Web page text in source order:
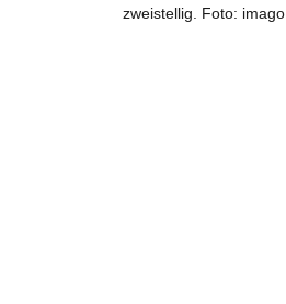
zweistellig. Foto: imago